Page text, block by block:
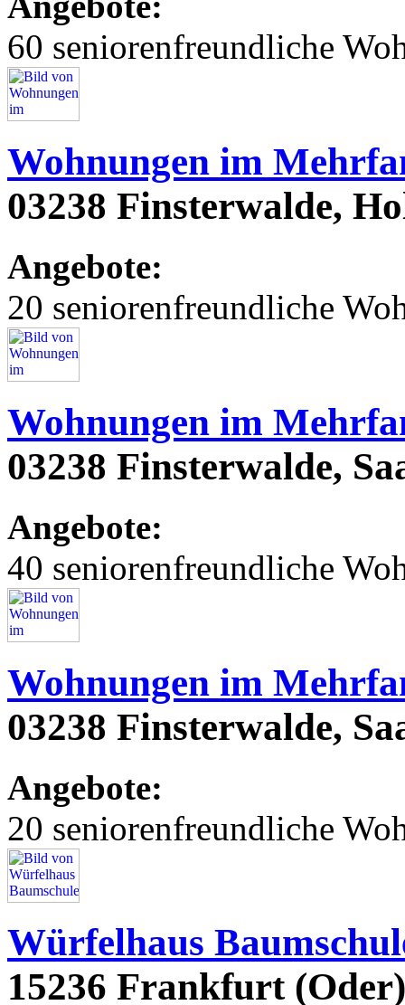
60 seniorenfreundliche
Wohnungen im
03238 Finsterwalde,
Angebote:
20 seniorenfreundliche
Wohnungen im
03238 Finsterwalde,
Angebote:
40 seniorenfreundliche
Wohnungen im
03238 Finsterwalde,
Angebote:
20 seniorenfreundliche
Würfelhaus
15236 Frankfurt